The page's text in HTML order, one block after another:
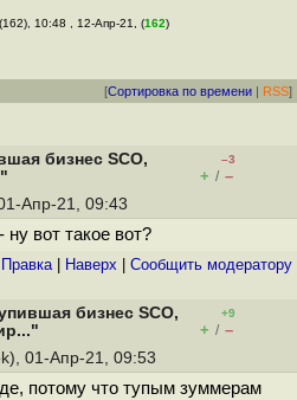
(162), 10:48 , 12-Апр-21, (162)
[Сортировка по времени | RSS]
бизнес SCO,
–3
+ / –
Апр-21, 09:43
вот такое вот?
Правка| Наверх Cообщить модератору
бизнес SCO,
+9
+ / –
01-Апр-21, 09:53
потому что тупым зуммерам